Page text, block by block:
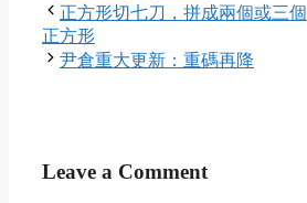
正方形切七刀，拼成兩個或三個
正方形
尹倉重大更新：重碼再降
Leave a Comment